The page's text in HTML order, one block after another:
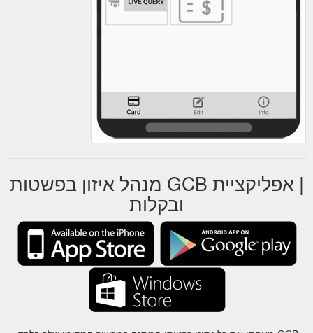
| אפליקציית GCB מנהל איזון בפשטות
ובקלות